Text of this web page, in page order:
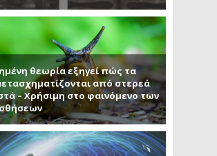
θεωρία εξηγεί πώς τα
από στερεά
– Χρήσιμη στο φαινόμενο των